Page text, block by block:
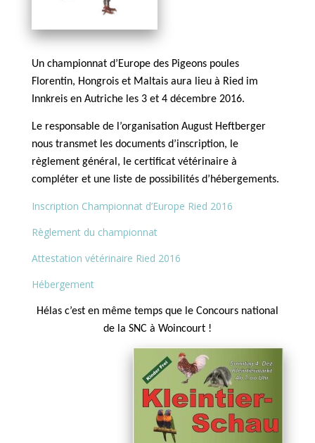
Un championnat d’Europe des Pigeons poules
Florentin, Hongrois et Maltais aura lieu à Ried im
Innkreis en Autriche les 3 et 4 décembre 2016.
Le responsable de l’organisation August Heftberger
nous transmet les documents d’inscription, le
règlement général, le certificat vétérinaire à
compléter et une liste de possibilités d’hébergements.
Inscription Championnat d’Europe Ried 2016
Règlement du championnat
Attestation vétérinaire Ried 2016
Hébergement
Hélas c’est en même temps que le Concours national
de la SNC à Woincourt !